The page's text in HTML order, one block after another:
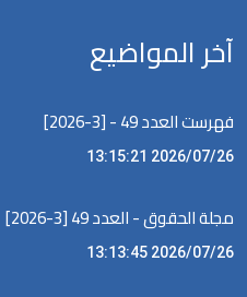
آخر المواضيع
فهرست العدد 49 - [3-2026]
2026/07/26 13:15:21
مجلة الحقوق - العدد 49 [3-2026]
2026/07/26 13:13:45